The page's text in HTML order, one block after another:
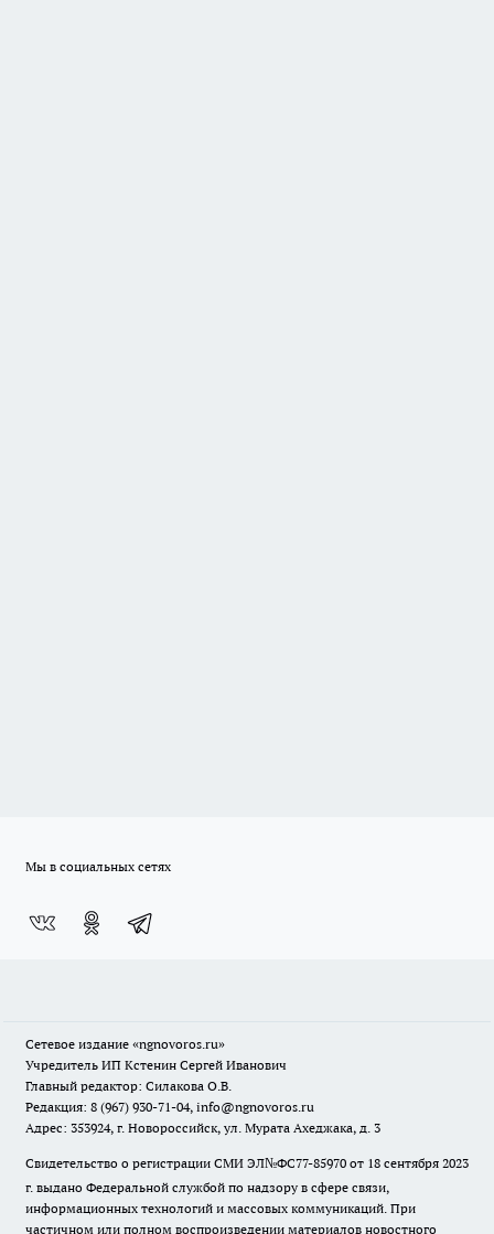
Мы в социальных сетях
Сетевое издание «ngnovoros.ru»
Учредитель ИП Кстенин Сергей Иванович
Главный редактор: Силакова О.В.
Редакция: 8 (967) 930-71-04, info@ngnovoros.ru
Адрес: 353924, г. Новороссийск, ул. Мурата Ахеджака, д. 3
Свидетельство о регистрации СМИ ЭЛ№ФС77-85970 от 18 сентября 2023
г. выдано Федеральной службой по надзору в сфере связи,
информационных технологий и массовых коммуникаций. При
частичном или полном воспроизведении материалов новостного